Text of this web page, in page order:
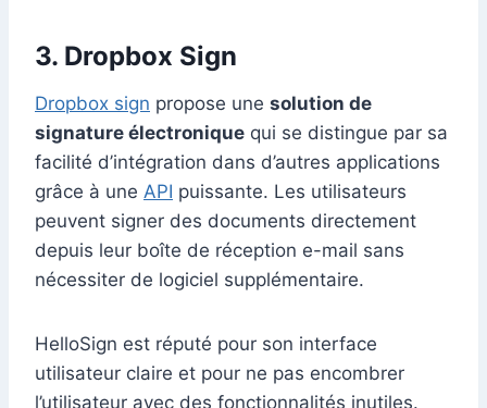
3. Dropbox Sign
Dropbox sign propose une solution de
signature électronique qui se distingue par sa
facilité d’intégration dans d’autres applications
grâce à une API puissante. Les utilisateurs
peuvent signer des documents directement
depuis leur boîte de réception e-mail sans
nécessiter de logiciel supplémentaire.
HelloSign est réputé pour son interface
utilisateur claire et pour ne pas encombrer
l’utilisateur avec des fonctionnalités inutiles.